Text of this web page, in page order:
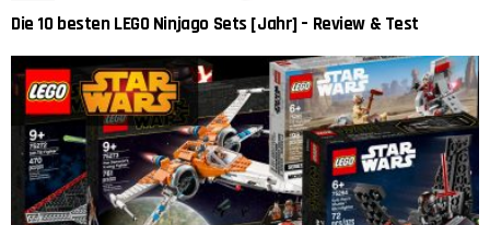
Die 10 besten LEGO Ninjago Sets [Jahr] – Review & Test